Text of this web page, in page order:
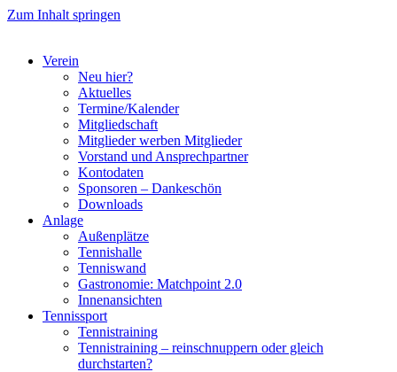
Zum Inhalt springen
Verein
Neu hier?
Aktuelles
Termine/Kalender
Mitgliedschaft
Mitglieder werben Mitglieder
Vorstand und Ansprechpartner
Kontodaten
Sponsoren – Dankeschön
Downloads
Anlage
Außenplätze
Tennishalle
Tenniswand
Gastronomie: Matchpoint 2.0
Innenansichten
Tennissport
Tennistraining
Tennistraining – reinschnuppern oder gleich
durchstarten?